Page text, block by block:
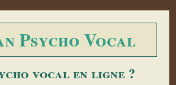
Psycho Vocal
vocal en ligne ?